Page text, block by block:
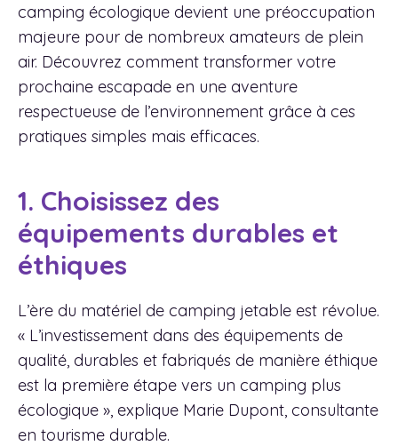
camping écologique devient une préoccupation
majeure pour de nombreux amateurs de plein
air. Découvrez comment transformer votre
prochaine escapade en une aventure
respectueuse de l’environnement grâce à ces
pratiques simples mais efficaces.
1. Choisissez des
équipements durables et
éthiques
L’ère du matériel de camping jetable est révolue.
« L’investissement dans des équipements de
qualité, durables et fabriqués de manière éthique
est la première étape vers un camping plus
écologique », explique Marie Dupont, consultante
en tourisme durable.